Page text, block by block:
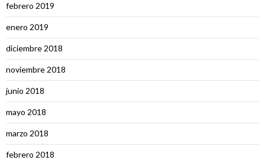
febrero 2019
enero 2019
diciembre 2018
noviembre 2018
junio 2018
mayo 2018
marzo 2018
febrero 2018